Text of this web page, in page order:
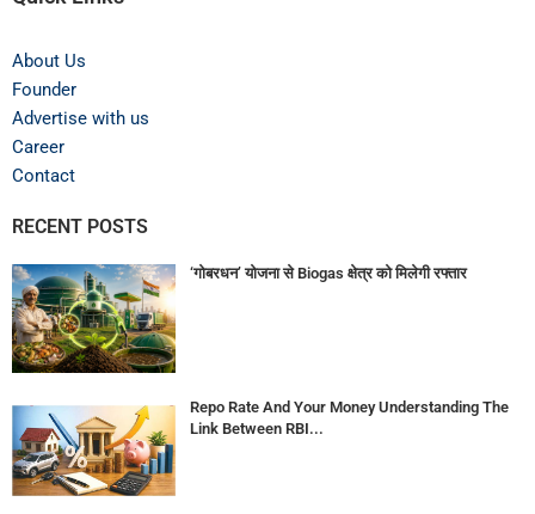
About Us
Founder
Advertise with us
Career
Contact
RECENT POSTS
‘गोबरधन’ योजना से Biogas क्षेत्र को मिलेगी रफ्तार
Repo Rate And Your Money Understanding The
Link Between RBI...